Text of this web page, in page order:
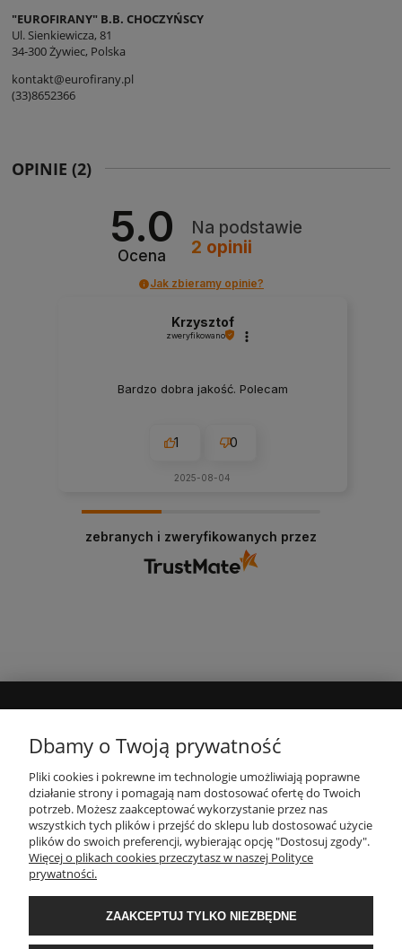
"EUROFIRANY" B.B. CHOCZYŃSCY
Ul. Sienkiewicza, 81
34-300 Żywiec, Polska
kontakt@eurofirany.pl
(33)8652366
OPINIE (2)
5.0
Ocena
Na podstawie
2 opinii
Jak zbieramy opinie?
Krzysztof
zweryfikowano
Bardzo dobra jakość. Polecam
1 0
2025-08-04
zebranych i zweryfikowanych przez
INFORMACJE
PŁATNOŚCI I DOSTAWA
O NAS
Dbamy o Twoją prywatność
Pliki cookies i pokrewne im technologie umożliwiają poprawne
działanie strony i pomagają nam dostosować ofertę do Twoich
potrzeb. Możesz zaakceptować wykorzystanie przez nas
wszystkich tych plików i przejść do sklepu lub dostosować użycie
plików do swoich preferencji, wybierając opcję "Dostosuj zgody".
Więcej o plikach cookies przeczytasz w naszej Polityce
prywatności.
ZAAKCEPTUJ TYLKO NIEZBĘDNE